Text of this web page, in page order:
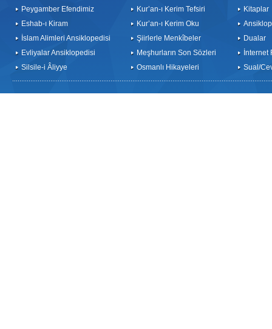
Peygamber Efendimiz
Eshab-ı Kiram
İslam Alimleri Ansiklopedisi
Evliyalar Ansiklopedisi
Silsile-i Âliyye
Kur’an-ı Kerim Tefsiri
Kur’an-ı Kerim Oku
Şiirlerle Menkîbeler
Meşhurların Son Sözleri
Osmanlı Hikayeleri
Kitaplar
Dualar
İnternet
Sual/